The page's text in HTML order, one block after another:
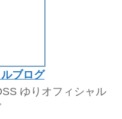
ブログ
ゆりオフィシャル